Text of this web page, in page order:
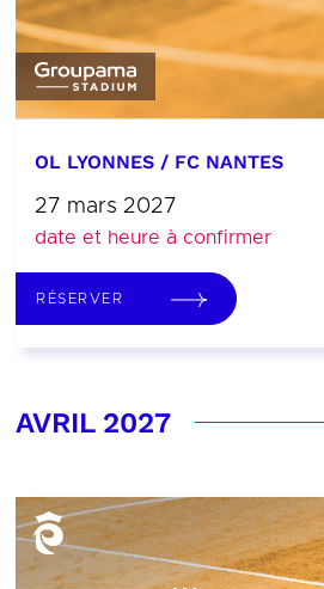
OL LYONNES / FC NANTES
27 mars 2027
date et heure à confirmer
RÉSERVER
AVRIL 2027